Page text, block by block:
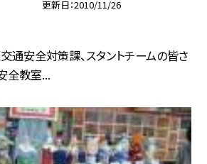
更新日 2010/11/26
通安全対策課、スタントチームの皆さ
全教室...